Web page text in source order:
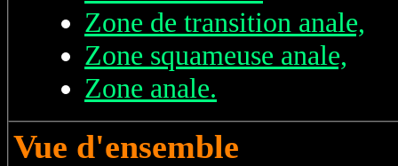
Zone de transition anale,
Zone squameuse anale,
Zone anale.
Vue d'ensemble